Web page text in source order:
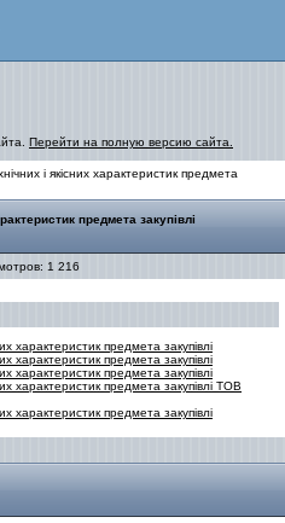
Перейти на полную версию сайта.
і якісних характеристик предмета
предмета закупівлі
1 216
характеристик предмета закупівлі
характеристик предмета закупівлі
характеристик предмета закупівлі
характеристик предмета закупівлі ТОВ
характеристик предмета закупівлі